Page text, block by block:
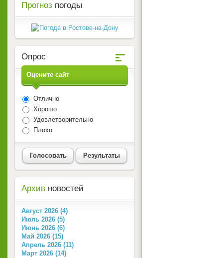
Прогноз погоды
Опрос
Оцените сайт
Отлично
Хорошо
Удовлетворительно
Плохо
Голосовать Результаты
Архив новостей
Август 2026 (4)
Июль 2026 (5)
Июнь 2026 (6)
Май 2026 (15)
Апрель 2026 (11)
Март 2026 (14)